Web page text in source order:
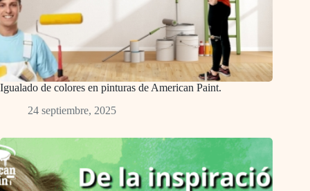
Igualado de colores en pinturas de American Paint.
24 septiembre, 2025